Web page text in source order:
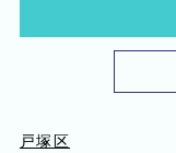
戸塚区